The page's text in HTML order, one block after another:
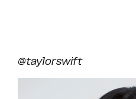
@taylorswift